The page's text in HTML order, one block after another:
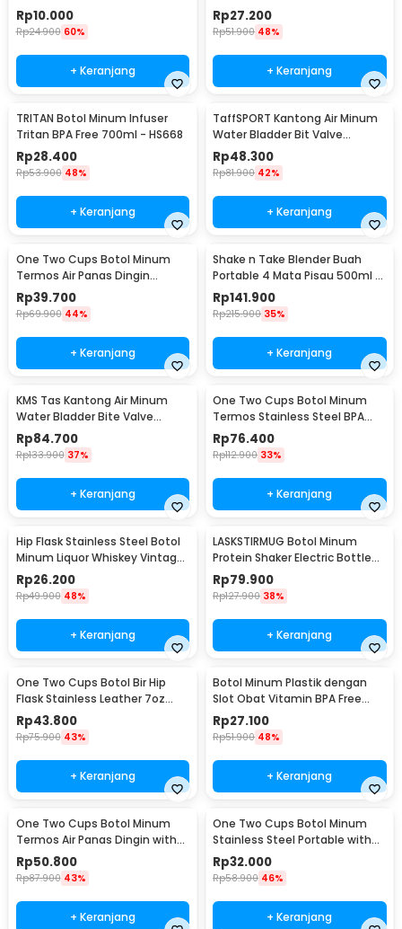
700ml - S29
Rp10.000
Rp24.900 60%
+ Keranjang
Hydration Bag 2L - SD16
Rp27.200
Rp51.900 48%
+ Keranjang
TRITAN Botol Minum Infuser
Tritan BPA Free 700ml - HS668
Rp28.400
Rp53.900 48%
+ Keranjang
TaffSPORT Kantong Air Minum
Water Bladder Bit Valve
Hydration Bag 2L - SD16
Rp48.300
Rp81.900 42%
+ Keranjang
One Two Cups Botol Minum
Termos Air Panas Dingin
Stainless Steel 260ml -
AQW575
Rp39.700
Rp69.900 44%
+ Keranjang
Shake n Take Blender Buah
Portable 4 Mata Pisau 500ml -
VT-04
Rp141.900
Rp215.900 35%
+ Keranjang
KMS Tas Kantong Air Minum
Water Bladder Bite Valve
Hydration Bag 3L - BL018
Rp84.700
Rp133.900 37%
+ Keranjang
One Two Cups Botol Minum
Termos Stainless Steel BPA
Free 400ml - K623
Rp76.400
Rp112.900 33%
+ Keranjang
Hip Flask Stainless Steel Botol
Minum Liquor Whiskey Vintage
7oz Jack Daniel - H-7
Rp26.200
Rp49.900 48%
+ Keranjang
LASKSTIRMUG Botol Minum
Protein Shaker Electric Bottle
BPA Free 480ml - 1505
Rp79.900
Rp127.900 38%
+ Keranjang
One Two Cups Botol Bir Hip
Flask Stainless Leather 7oz
with Shot Glass
Rp43.800
Rp75.900 43%
+ Keranjang
Botol Minum Plastik dengan
Slot Obat Vitamin BPA Free
600ml - 830
Rp27.100
Rp51.900 48%
+ Keranjang
One Two Cups Botol Minum
Termos Air Panas Dingin with
Cup Head 500ml - SUS304
Rp50.800
Rp87.900 43%
+ Keranjang
One Two Cups Botol Minum
Stainless Steel Portable with
Carabiner 750ml - GBD
Rp32.000
Rp58.900 46%
+ Keranjang